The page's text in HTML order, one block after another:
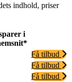
indhold, priser
i
Få tilbud
Få tilbud
Få tilbud